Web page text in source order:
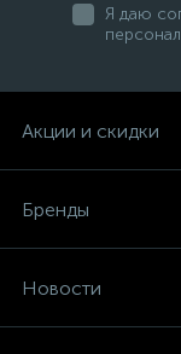
Я даю
Акции и скидки
Бренды
Новости